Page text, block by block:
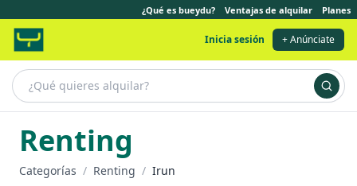
¿Qué es bueydu? Ventajas de alquilar Planes
Inicia sesión + Anúnciate
Renting
Categorías / Renting / Irun